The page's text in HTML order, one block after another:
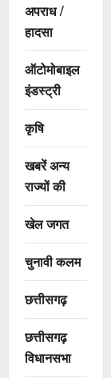
अपराध /
हादसा
ऑटोमोबाइल
इंडस्ट्री
कृषि
खबरें अन्य
राज्यों की
खेल जगत
चुनावी कलम
छत्तीसगढ़
छत्तीसगढ़
विधानसभा